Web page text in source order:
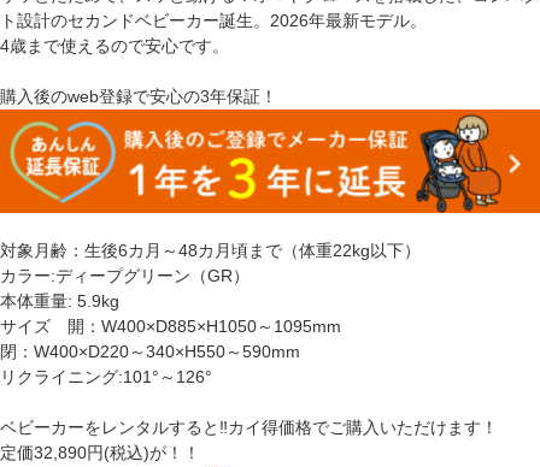
ト設計のセカンドベビーカー誕生。2026年最新モデル。
4歳まで使えるので安心です。
購入後のweb登録で安心の3年保証！
対象月齢：生後6カ月～48カ月頃まで（体重22kg以下）
カラー:ディープグリーン（GR）
本体重量: 5.9kg
サイズ 開：W400×D885×H1050～1095mm
閉：W400×D220～340×H550～590mm
リクライニング:101°～126°
ベビーカーをレンタルすると‼カイ得価格でご購入いただけます！
定価32,890円(税込)が！！